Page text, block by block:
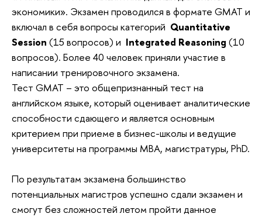
экономики». Экзамен проводился в формате GMAT и
включал в себя вопросы категорий Quantitative
Session (15 вопросов) и Integrated Reasoning (10
вопросов). Более 40 человек приняли участие в
написании тренировочного экзамена.
Тест GMAT – это общепризнанный тест на
английском языке, который оценивает аналитические
способности сдающего и является основным
критерием при приеме в бизнес-школы и ведущие
университеты на программы MBA, магистратуры, PhD.
По результатам экзамена большинство
потенциальных магистров успешно сдали экзамен и
смогут без сложностей летом пройти данное